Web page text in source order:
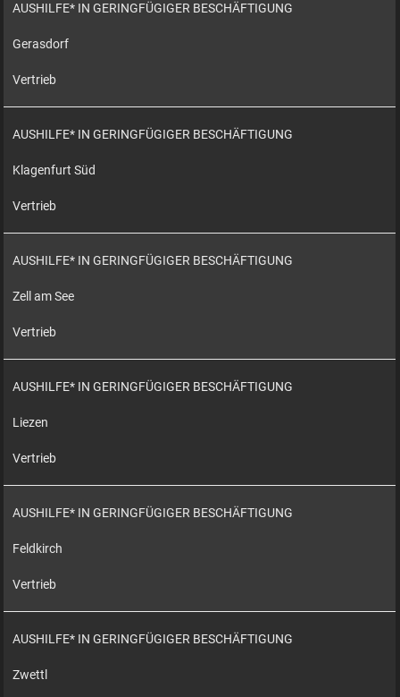
AUSHILFE* IN GERINGFÜGIGER BESCHÄFTIGUNG
Gerasdorf
Vertrieb
AUSHILFE* IN GERINGFÜGIGER BESCHÄFTIGUNG
Klagenfurt Süd
Vertrieb
AUSHILFE* IN GERINGFÜGIGER BESCHÄFTIGUNG
Zell am See
Vertrieb
AUSHILFE* IN GERINGFÜGIGER BESCHÄFTIGUNG
Liezen
Vertrieb
AUSHILFE* IN GERINGFÜGIGER BESCHÄFTIGUNG
Feldkirch
Vertrieb
AUSHILFE* IN GERINGFÜGIGER BESCHÄFTIGUNG
Zwettl